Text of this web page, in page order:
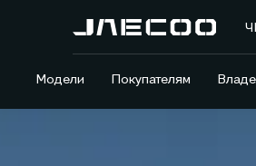
Модели Покупателям